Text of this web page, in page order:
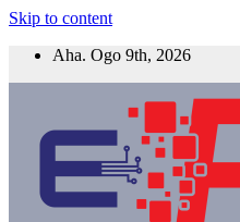
Skip to content
Aha. Ogo 9th, 2026